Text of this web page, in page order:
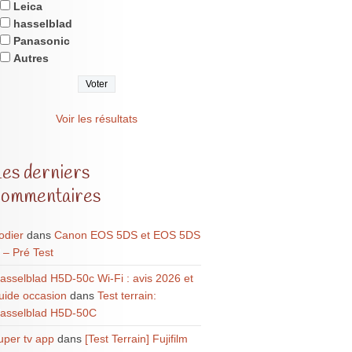
Leica
hasselblad
Panasonic
Autres
Voir les résultats
derniers
dans Canon EOS 5DS et EOS 5DS
– Pré Test
H5D-50c Wi-Fi : avis 2026 et
occasion dans Test terrain:
H5D-50C
tv appdans [Test Terrain] Fujifilm